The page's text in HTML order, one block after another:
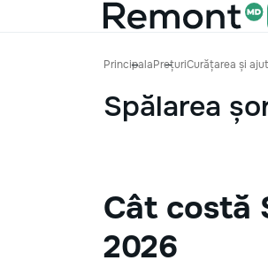
PrincipalaPrețuriCurățarea și
Spălarea
Cât costă
2026